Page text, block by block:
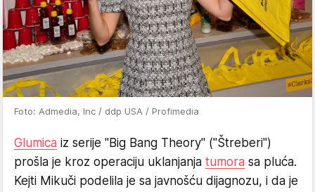
Foto: Admedia, Inc / ddp USA / Profimedia
Glumica iz serije "Big Bang Theory" ("Štreberi")
prošla je kroz operaciju uklanjanja tumora sa pluća.
Kejti Mikuči podelila je sa javnošću dijagnozu, i da je